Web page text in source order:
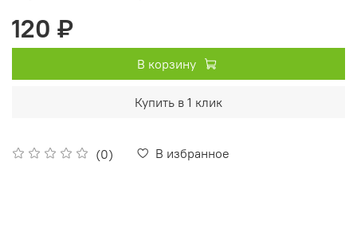
(0) В избранное
120 ₽
В корзину
Купить в 1 клик